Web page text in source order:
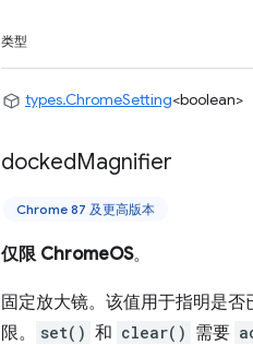
类型
types.ChromeSetting<boolean>
dockedMagnifier
Chrome 87 及更高版本
仅限 ChromeOS。
固定放大镜。该值用于指明是否
限。
set() 和 clear() 需要